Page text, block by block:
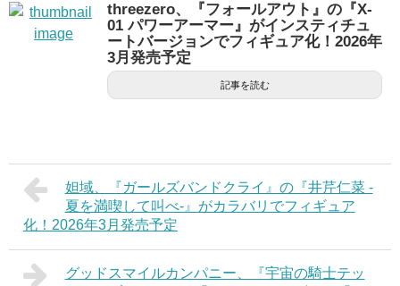
threezero、『フォールアウト』の『X-
01 パワーアーマー』がインスティチュ
ートバージョンでフィギュア化！2026年
3月発売予定
記事を読む
妲域、『ガールズバンドクライ』の『井芹仁菜 -
夏を満喫して叫べ-』がカラバリでフィギュア
化！2026年3月発売予定
グッドスマイルカンパニー、『宇宙の騎士テッ